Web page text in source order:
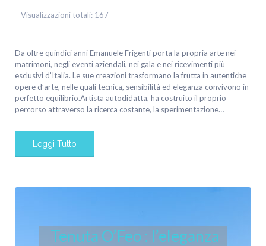
Visualizzazioni totali: 167
Da oltre quindici anni Emanuele Frigenti porta la propria arte nei
matrimoni, negli eventi aziendali, nei gala e nei ricevimenti più
esclusivi d’Italia. Le sue creazioni trasformano la frutta in autentiche
opere d’arte, nelle quali tecnica, sensibilità ed eleganza convivono in
perfetto equilibrio.Artista autodidatta, ha costruito il proprio
percorso attraverso la ricerca costante, la sperimentazione…
Leggi Tutto
Tenuta O’Feo : l’eleganza